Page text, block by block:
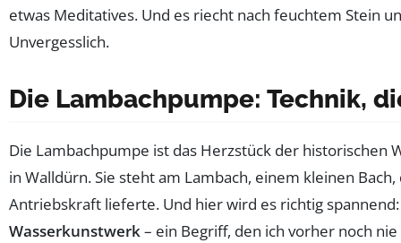
etwas Meditatives. Und es riecht nach feuchtem Stein
Unvergesslich.
Die Lambachpumpe: Technik,
Die Lambachpumpe ist das Herzstück der historischen
in Walldürn. Sie steht am Lambach, einem kleinen
Antriebskraft lieferte. Und hier wird es richtig
Wasserkunstwerk– ein Begriff, den ich vorher noch